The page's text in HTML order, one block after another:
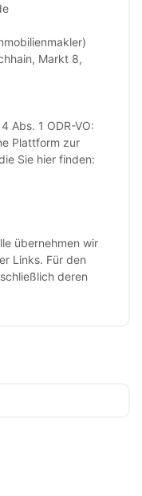
Markt 8,
Abs. 1 ODR-VO:
Plattform zur
Sie hier finden:
übernehmen wir
Links. Für den
deren